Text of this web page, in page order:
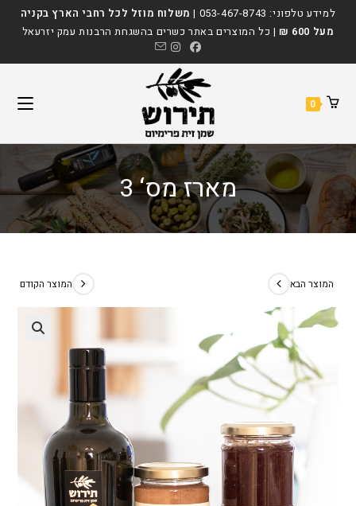
לתוכןלמידע טלפוני: 053-467-8743
| משלוח מוזל לכל רחבי הארץ בקניה
מעל 600 ₪
| כל המוצרים באתר כשרים בהשגחת הרבנות עמק יזרעאל
0
מארז מס‘ 3
המוצר הקודם המוצר הבא